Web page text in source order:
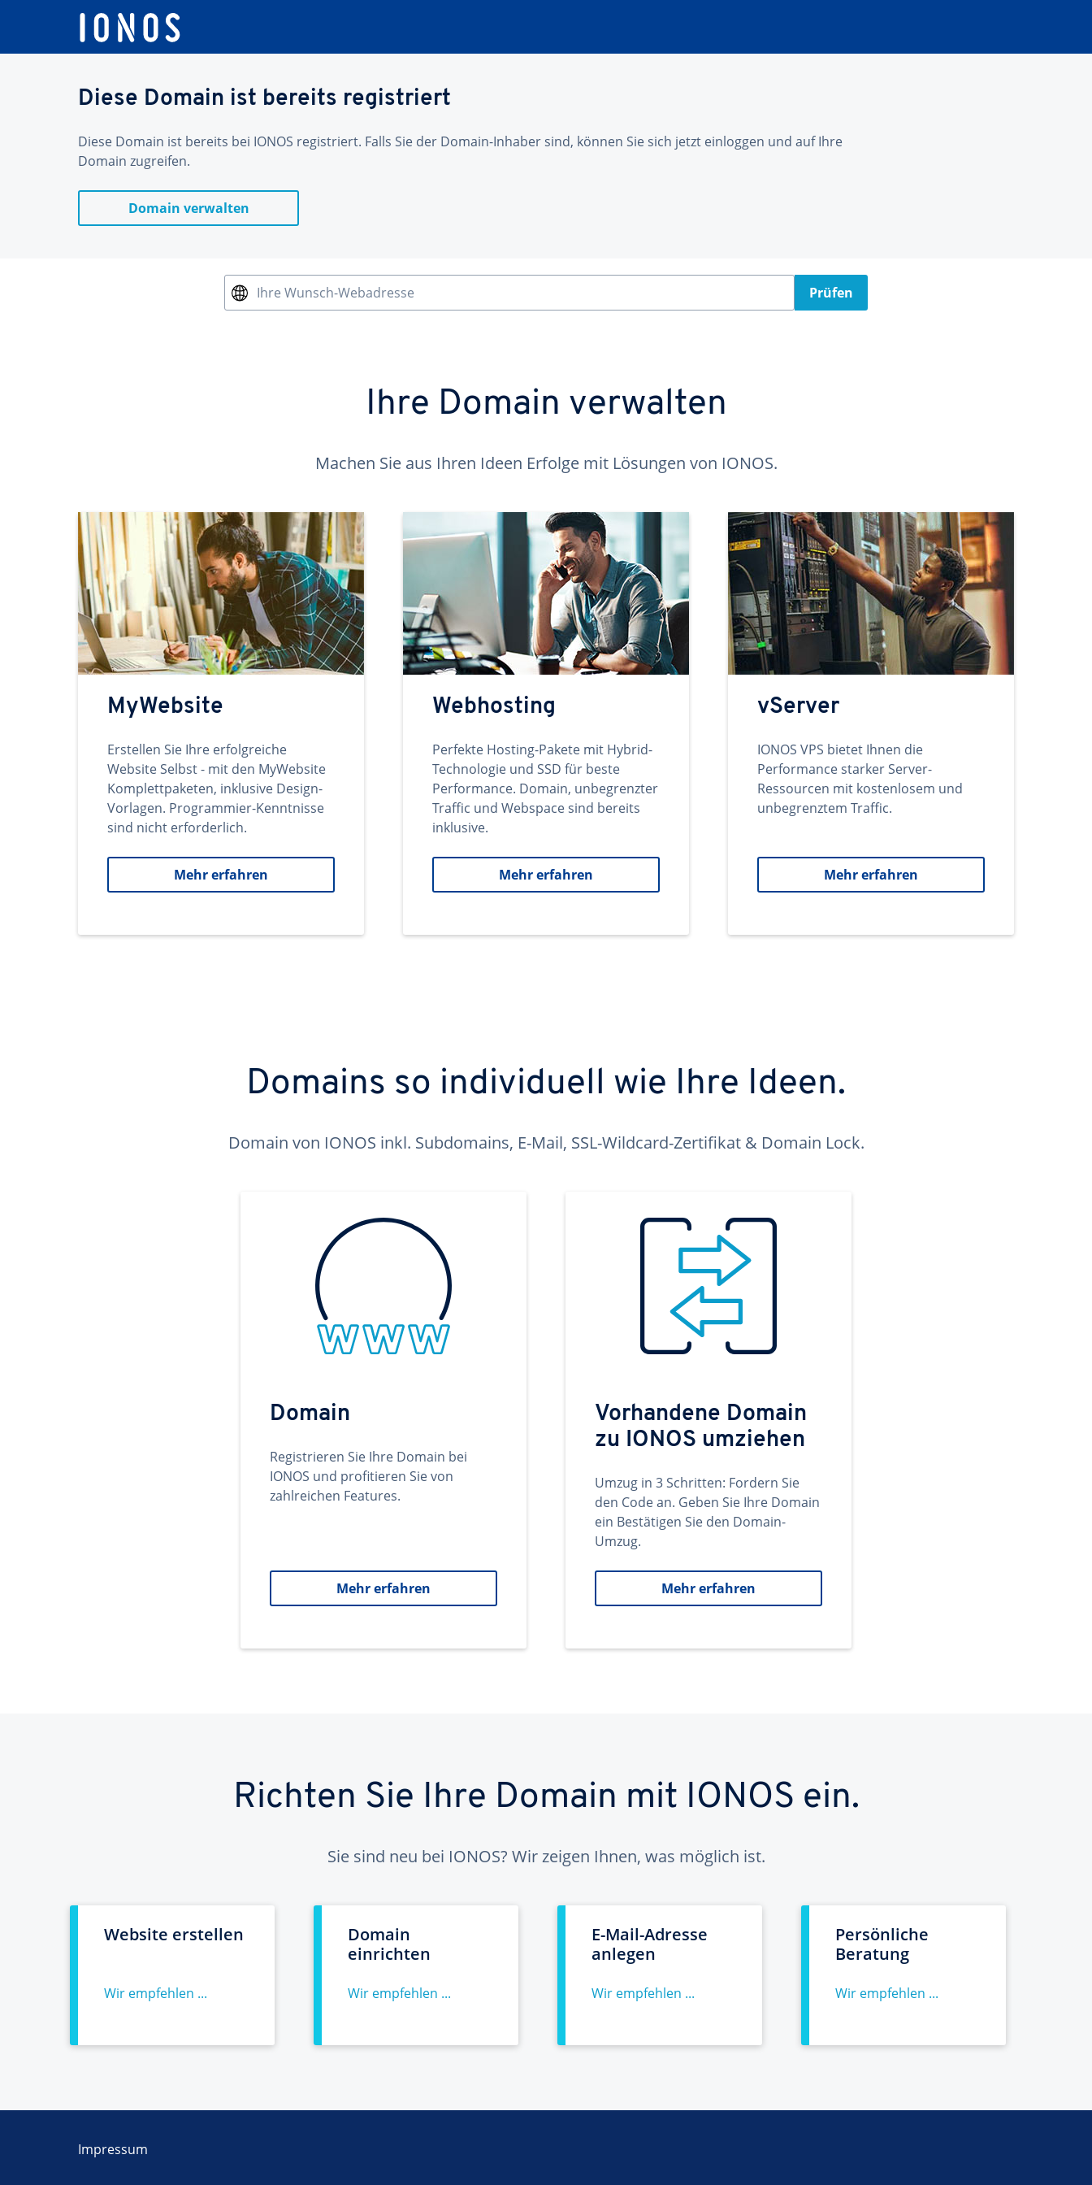
Diese Domain ist bereits registriert
Diese Domain ist bereits bei IONOS registriert. Falls Sie der Domain-Inhaber sind, können Sie sich jetzt einloggen und auf Ihre
Domain zugreifen.
Domain verwalten
Ihre Wunsch-Webadresse Prüfen
Ihre Domain verwalten
Machen Sie aus Ihren Ideen Erfolge mit Lösungen von IONOS.
MyWebsite
Erstellen Sie Ihre erfolgreiche
Website Selbst - mit den MyWebsite
Komplettpaketen, inklusive Design-
Vorlagen. Programmier-Kenntnisse
sind nicht erforderlich.
Mehr erfahren
Webhosting
Perfekte Hosting-Pakete mit Hybrid-
Technologie und SSD für beste
Performance. Domain, unbegrenzter
Traffic und Webspace sind bereits
inklusive.
Mehr erfahren
vServer
IONOS VPS bietet Ihnen die
Performance starker Server-
Ressourcen mit kostenlosem und
unbegrenztem Traffic.
Mehr erfahren
Domains so individuell wie Ihre Ideen.
Domain von IONOS inkl. Subdomains, E-Mail, SSL-Wildcard-Zertifikat & Domain Lock.
Domain
Registrieren Sie Ihre Domain bei
IONOS und profitieren Sie von
zahlreichen Features.
Mehr erfahren
Vorhandene Domain
zu IONOS umziehen
Umzug in 3 Schritten: Fordern Sie
den Code an. Geben Sie Ihre Domain
ein Bestätigen Sie den Domain-
Umzug.
Mehr erfahren
Richten Sie Ihre Domain mit IONOS ein.
Sie sind neu bei IONOS? Wir zeigen Ihnen, was möglich ist.
Website erstellen
Wir empfehlen ...
Domain
einrichten
Wir empfehlen ...
E-Mail-Adresse
anlegen
Wir empfehlen ...
Persönliche
Beratung
Wir empfehlen ...
Impressum